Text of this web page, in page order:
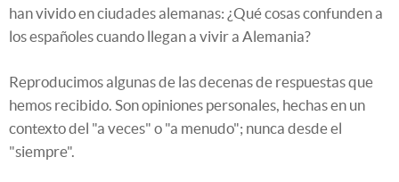
han vivido en ciudades alemanas: ¿Qué cosas confunden a
los españoles cuando llegan a vivir a Alemania?
Reproducimos algunas de las decenas de respuestas que
hemos recibido. Son opiniones personales, hechas en un
contexto del "a veces" o "a menudo"; nunca desde el
"siempre".